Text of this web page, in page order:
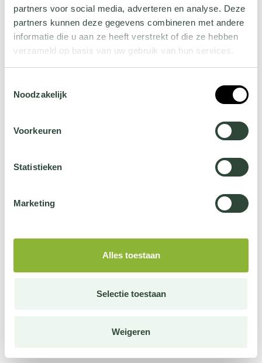
partners voor social media, adverteren en analyse. Deze
partners kunnen deze gegevens combineren met andere
informatie die u aan ze heeft verstrekt of die ze hebben
verzameld op basis van uw gebruik van hun services.
jehier.
Noodzakelijk
Voorkeuren
Statistieken
Marketing
Alles toestaan
Selectie toestaan
Weigeren